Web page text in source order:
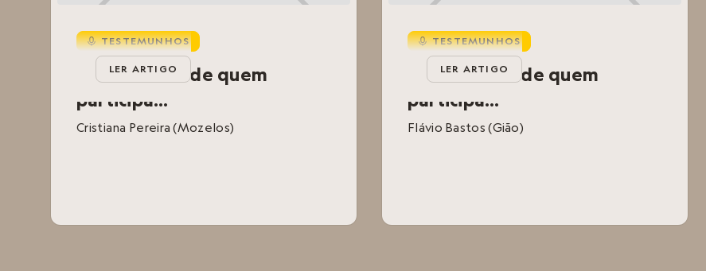
d TESTEMUNHOS
Testemunho de quem
participa...
Cristiana Pereira (Mozelos)
LER ARTIGO
d TESTEMUNHOS
Testemunho de quem
participa...
Flávio Bastos (Gião)
LER ARTIGO